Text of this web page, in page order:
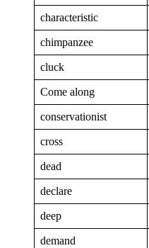
characteristic
chimpanzee
cluck
Come along
conservationist
cross
dead
declare
deep
demand